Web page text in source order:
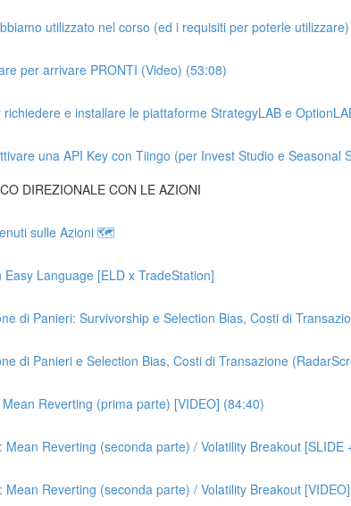
utilizzato nel corso (ed i requisiti per poterle utilizzare)
per arrivare PRONTI (Video) (53:08)
e installare le piattaforme StrategyLAB e
una API Key con Tiingo (per Invest Studio e Seasonal
DIREZIONALE CON LE AZIONI
sulle Azioni 🗺
Easy Language [ELD x TradeStation]
di Panieri: Survivorship e Selection Bias, Costi di
di Panieri e Selection Bias, Costi di Transazione
Reverting (prima parte) [VIDEO] (84:40)
Reverting (seconda parte) / Volatility Breakout [SLIDE
Mean Reverting (seconda parte) / Volatility Breakout